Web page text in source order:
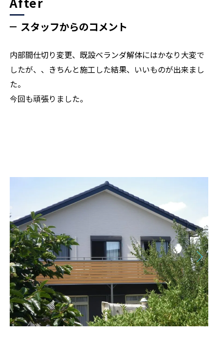
スタッフからのコメント
内部間仕切り変更、既設ベランダ解体にはかなり大変で
したが、、きちんと施工した結果、いいものが出来まし
た。
今回も頑張りました。